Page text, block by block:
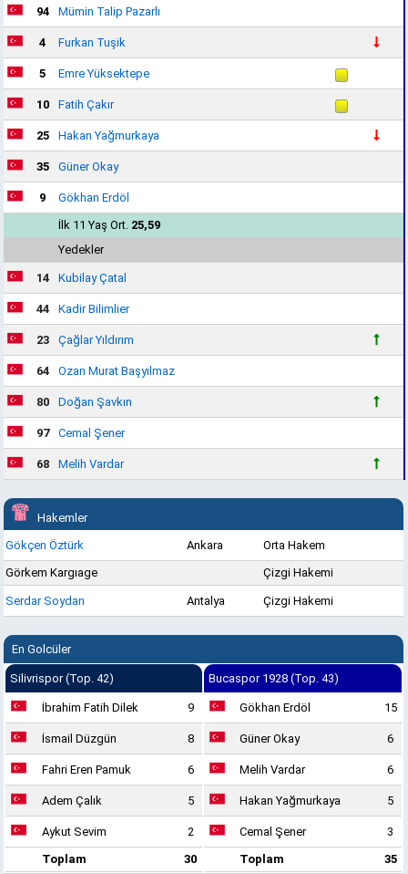
94 Mümin Talip Pazarlı
4 Furkan Tuşik
5 Emre Yüksektepe
10 Fatih Çakır
25 Hakan Yağmurkaya
35 Güner Okay
9
Gökhan Erdöl
İlk 11 Yaş Ort. 25,59
Yedekler
14 Kubilay Çatal
44 Kadir Bilimlier
23 Çağlar Yıldırım
64 Ozan Murat Başyılmaz
80 Doğan Şavkın
97 Cemal Şener
68 Melih Vardar
Hakemler
Gökçen Öztürk
Ankara
Orta Hakem
Görkem Kargıage
Çizgi Hakemi
Serdar Soydan Antalya Çizgi Hakemi
En Golcüler
Silivrispor (Top. 42)
İbrahim Fatih Dilek 9
İsmail Düzgün 8
Fahri Eren Pamuk 6
Adem Çalık 5
Aykut Sevim
2
Toplam
30
Bucaspor 1928 (Top. 43)
Gökhan Erdöl 15
Güner Okay 6
Melih Vardar 6
Hakan Yağmurkaya 5
Cemal Şener
3
Toplam
35